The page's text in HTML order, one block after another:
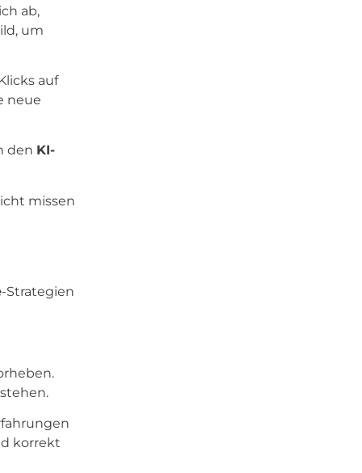
ab,
um
auf
neue
den KI-
missen
-Strategien
korrekt